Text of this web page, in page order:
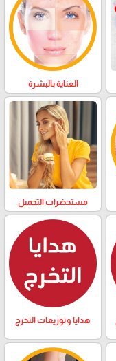
العناية بالبشرة
مستحضرات التجميل
هدايا وتوزيعات التخرج